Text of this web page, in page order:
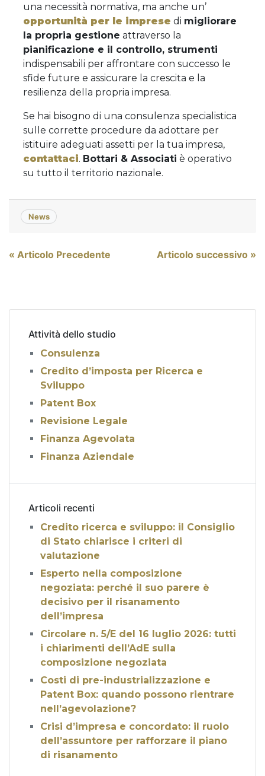
una necessità normativa, ma anche un’
opportunità per le imprese di migliorare
la propria gestione attraverso la
pianificazione e il controllo, strumenti
indispensabili per affrontare con successo le
sfide future e assicurare la crescita e la
resilienza della propria impresa.
Se hai bisogno di una consulenza specialistica
sulle corrette procedure da adottare per
istituire adeguati assetti per la tua impresa,
contattaci. Bottari & Associati è operativo
su tutto il territorio nazionale.
News
Navigazione
« Articolo Precedente Articolo successivo »
Attività dello studio
Consulenza
Credito d’imposta per Ricerca e
Sviluppo
Patent Box
Revisione Legale
Finanza Agevolata
Finanza Aziendale
Articoli recenti
Credito ricerca e sviluppo: il Consiglio
di Stato chiarisce i criteri di
valutazione
Esperto nella composizione
negoziata: perché il suo parere è
decisivo per il risanamento
dell’impresa
Circolare n. 5/E del 16 luglio 2026: tutti
i chiarimenti dell’AdE sulla
composizione negoziata
Costi di pre-industrializzazione e
Patent Box: quando possono rientrare
nell’agevolazione?
Crisi d’impresa e concordato: il ruolo
dell’assuntore per rafforzare il piano
di risanamento